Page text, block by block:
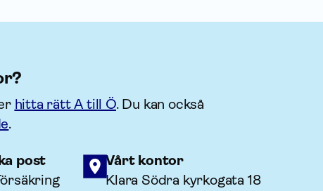
hitta rätt A till Ö. Du kan också
.
post
Vårt kontor
Klara Södra kyrkogata 18